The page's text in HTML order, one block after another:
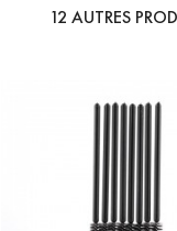
12 AUTRES